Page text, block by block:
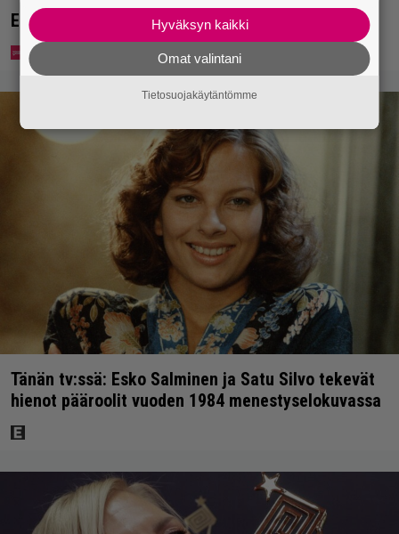
Eurojackpotista 80 000 euroa Suomeen – tänne
Tänän tv:ssä: Esko Salminen ja Satu Silvo tekevät
hienot pääroolit vuoden 1984 menestyselokuvassa
Hyväksyn kaikki
Omat valintani
Tietosuojakäytäntömme